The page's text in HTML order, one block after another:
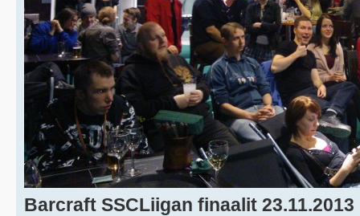
Barcraft SSCLiigan finaalit 23.11.2013